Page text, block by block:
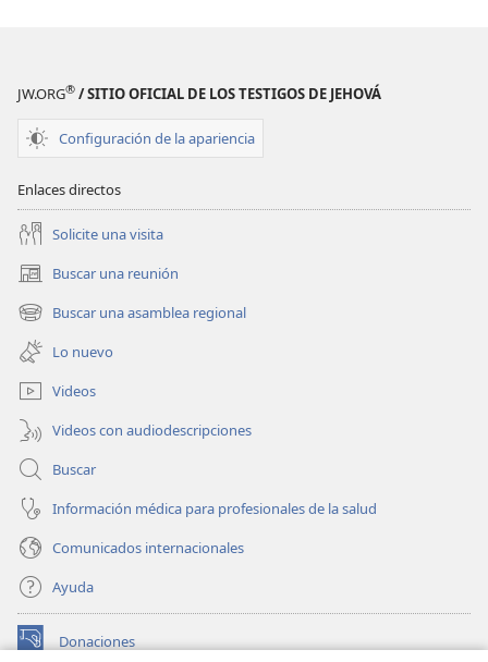
8
enero
de 2005
JW.ORG® / SITIO OFICIAL DE LOS TESTIGOS DE JEHOVÁ
Configuración de la apariencia
Enlaces directos
Solicite una visita
Buscar una reunión
(abre
una
nueva
ventana)
Buscar una asamblea regional
(abre
una
nueva
ventana)
Lo nuevo
Videos
Videos con audiodescripciones
Buscar
Información médica para profesionales de la salud
Comunicados internacionales
Ayuda
Donaciones
(abre